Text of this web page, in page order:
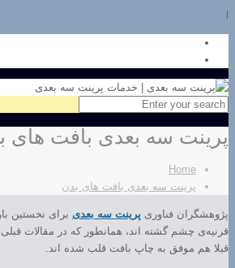
پرینت سه بعدی بافت های
Home
پرینت سه بعدی بافت های بدن
پژوهشگران فناوری پرینت سه بعدی برای نخستین
قرنیه‌ی چشم گشته اند، همانطور که در مقالات
قبلا هم موفق به چاپ بافت قلب شده اند.